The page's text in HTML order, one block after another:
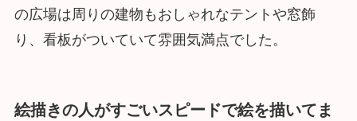
の広場は周りの建物もおしゃれなテントや窓飾
り、看板がついていて雰囲気満点でした。
絵描きの人がすごいスピードで絵を描いてま